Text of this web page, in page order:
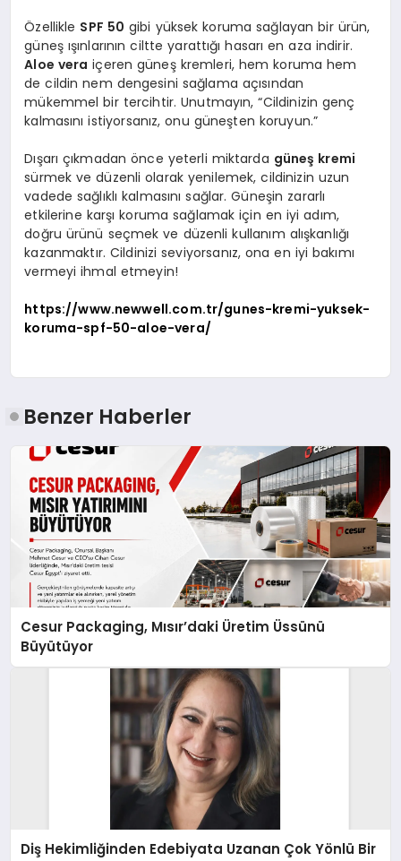
Özellikle SPF 50 gibi yüksek koruma sağlayan bir ürün,
güneş ışınlarının ciltte yarattığı hasarı en aza indirir.
Aloe vera içeren güneş kremleri, hem koruma hem
de cildin nem dengesini sağlama açısından
mükemmel bir tercihtir. Unutmayın, “Cildinizin genç
kalmasını istiyorsanız, onu güneşten koruyun.”
Dışarı çıkmadan önce yeterli miktarda güneş kremi
sürmek ve düzenli olarak yenilemek, cildinizin uzun
vadede sağlıklı kalmasını sağlar. Güneşin zararlı
etkilerine karşı koruma sağlamak için en iyi adım,
doğru ürünü seçmek ve düzenli kullanım alışkanlığı
kazanmaktır. Cildinizi seviyorsanız, ona en iyi bakımı
vermeyi ihmal etmeyin!
https://www.newwell.com.tr/gunes-kremi-yuksek-
koruma-spf-50-aloe-vera/
Benzer Haberler
Cesur Packaging, Mısır’daki Üretim Üssünü
Büyütüyor
Diş Hekimliğinden Edebiyata Uzanan Çok Yönlü Bir